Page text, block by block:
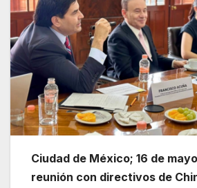
Ciudad de México; 16 de
reunión con directivos de